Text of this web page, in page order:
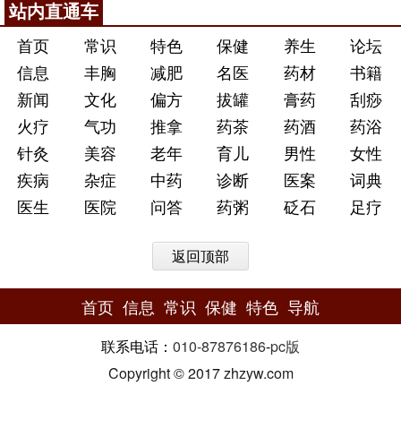
站内直通车
首页 常识 特色 保健 养生
论坛
信息
丰胸 减肥 名医 药材
书籍
新闻
文化 偏方 拔罐 膏药
刮痧
火疗
气功 推拿 药茶 药酒
药浴
针灸
美容 老年 育儿 男性
女性
疾病
杂症 中药 诊断 医案
词典
医生
医院 问答 药粥 砭石 足疗
返回顶部
首页 信息 常识 保健 特色 导航
联系电话： 010-87876186-pc版
Copyright © 2017 zhzyw.com